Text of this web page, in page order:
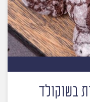
בשוקולד